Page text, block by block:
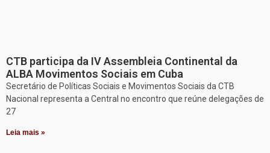
CTB participa da IV Assembleia Continental da
ALBA Movimentos Sociais em Cuba
Secretário de Políticas Sociais e Movimentos Sociais da CTB
Nacional representa a Central no encontro que reúne delegações de
27
Leia mais »